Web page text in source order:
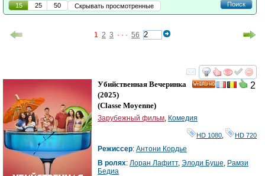
Поиск
15 25 50 Скрывать просмотренные
1 2 3 · · · 56
смотреть
2
Убийственная Вечеринка
(2025)
(Classe Moyenne)
Зарубежный фильм, Комедия
HD 1080 HD 720
Режиссер: Антони Кордье
В ролях: Лоран Лафитт, Элоди Буше, Рамзи
Бедиа